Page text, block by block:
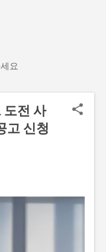
요
도전 사
고 신청